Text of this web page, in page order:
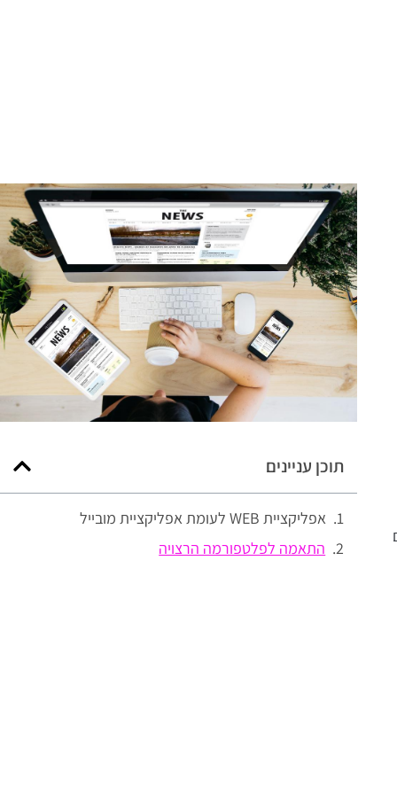
תוכן עניינים
אפליקציית WEB לעומת אפליקציית מובייל
התאמה לפלטפורמה הרצויה